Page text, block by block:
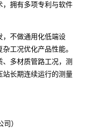
，拥有多项专利与软件
，不做通用化低端设
工况优化产品性能。
多材质管路工况，测
站长期连续运行的测量
）